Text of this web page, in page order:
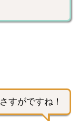
さすがですね！